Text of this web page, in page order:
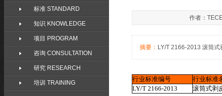
作者：
摘要： LY/T 2166-2013 滚筒
行业标准编号
行业标准
LY/T 2166-2013
滚筒式剥
标准 STANDARD
知识 KNOWLEDGE
项目 PROGRAM
咨询 CONSULTATION
研究 RESEARCH
培训 TRAINING